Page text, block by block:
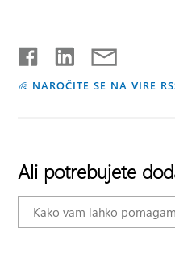
NAROČITE SE NA VIRE
Ali potrebujete